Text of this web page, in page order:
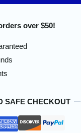
over $50!
SAFE CHECKOUT